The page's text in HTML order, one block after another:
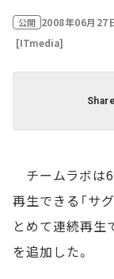
公開 2008年06月27
[ITmedia]
Share
チームラボは6
再生できる「サ
とめて連続再生
を追加した。